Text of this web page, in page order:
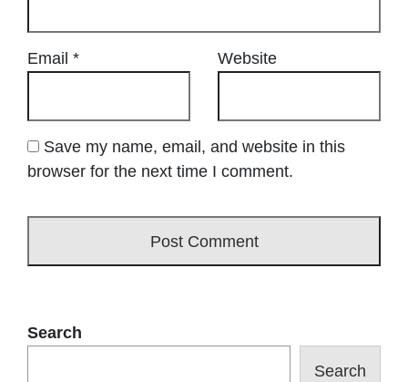
Email * Website
Save my name, email, and website in this
browser for the next time I comment.
Search
Search